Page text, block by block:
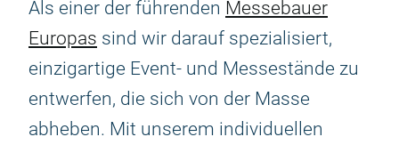
Als einer der führenden Messebauer
Europas sind wir darauf spezialisiert,
einzigartige Event- und Messestände zu
entwerfen, die sich von der Masse
abheben. Mit unserem individuellen